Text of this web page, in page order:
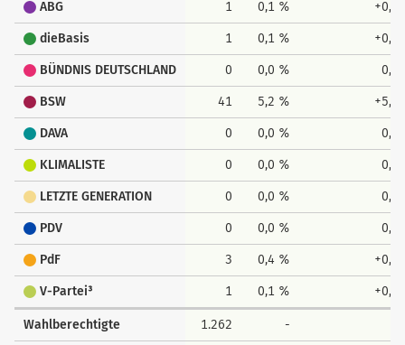
ABG 1 0,1 % +0,1
dieBasis 1 0,1 % +0,1
BÜNDNIS DEUTSCHLAND 0 0,0 % 0,0
BSW 41 5,2 % +5,2
DAVA 0 0,0 % 0,0
KLIMALISTE 0 0,0 % 0,0
LETZTE GENERATION 0 0,0 % 0,0
PDV 0 0,0 % 0,0
PdF 3 0,4 % +0,4
V-Partei³ 1 0,1 % +0,1
Wahlberechtigte 1.262 -